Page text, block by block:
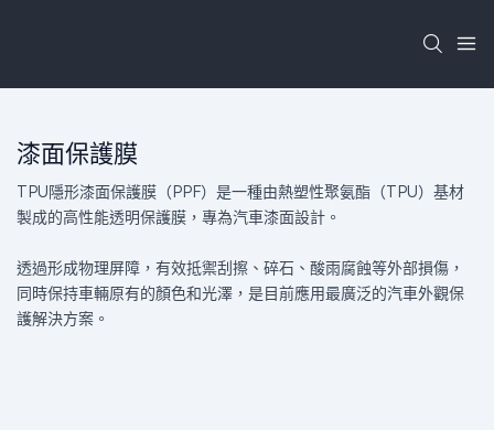
漆面保護膜
TPU隱形漆面保護膜（PPF）是一種由熱塑性聚氨酯（TPU）基材
製成的高性能透明保護膜，專為汽車漆面設計。
透過形成物理屏障，有效抵禦刮擦、碎石、酸雨腐蝕等外部損傷，
同時保持車輛原有的顏色和光澤，是目前應用最廣泛的汽車外觀保
護解決方案。